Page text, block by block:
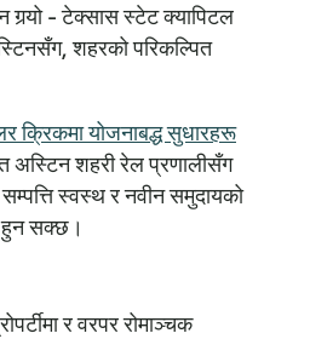
गर्‍यो - टेक्सास स्टेट क्यापिटल
शहरको परिकल्पित
क्रिकमा योजनाबद्ध सुधारहरू
अस्टिन शहरी रेल प्रणालीसँग
स्वस्थ र नवीन समुदायको
हुन सक्छ।
र वरपर रोमाञ्चक